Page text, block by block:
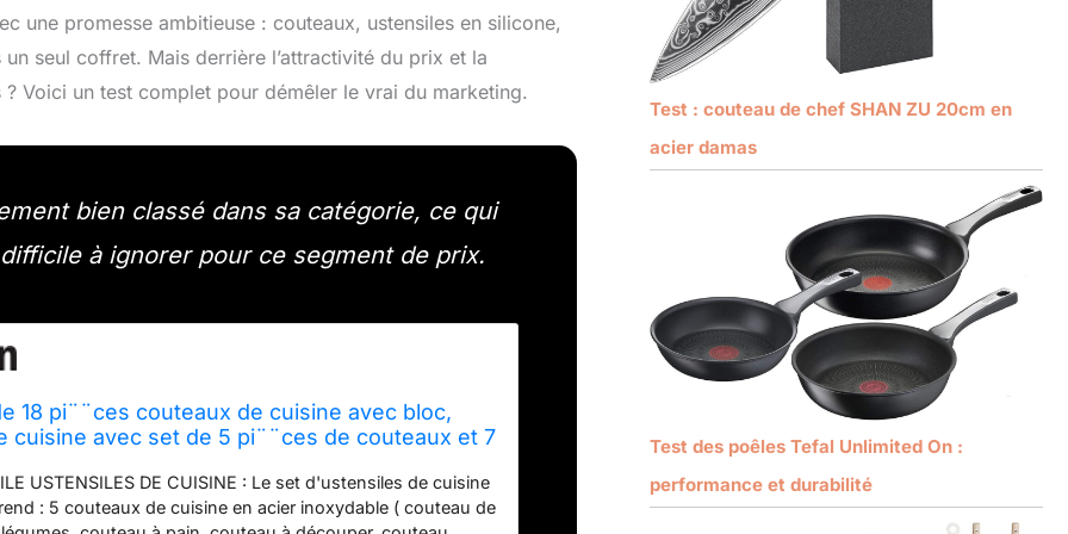
une promesse ambitieuse : couteaux, ustensiles en silicone,
seul coffret. Mais derrière l’attractivité du prix et la
Voici un test complet pour démêler le vrai du marketing.
bien classé dans sa catégorie, ce qui
à ignorer pour ce segment de prix.
18 pi¨¨ces couteaux de cuisine avec bloc,
cuisine avec set de 5 pi¨¨ces de couteaux et 7
USTENSILES DE CUISINE : Le set d'ustensiles de cuisine
: 5 couteaux de cuisine en acier inoxydable ( couteau de
Test : couteau de chef SHAN ZU 20cm en
acier damas
Test des poêles Tefal Unlimited On :
performance et durabilité